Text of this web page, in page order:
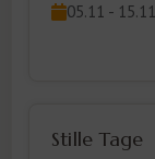
05.11 - 15.11
Stille Tage